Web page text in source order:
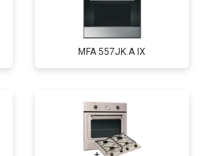
MFA 557JK.A IX